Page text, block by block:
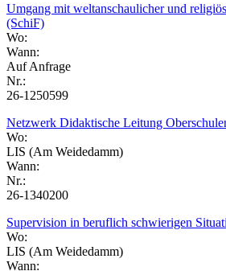
Umgang mit weltanschaulicher und
(SchiF)
Wo:
Wann:
Auf Anfrage
Nr.:
26-1250599
Netzwerk Didaktische Leitung
Wo:
LIS (Am Weidedamm)
Wann:
Nr.:
26-1340200
Supervision in beruflich schwierigen
Wo:
LIS (Am Weidedamm)
Wann: